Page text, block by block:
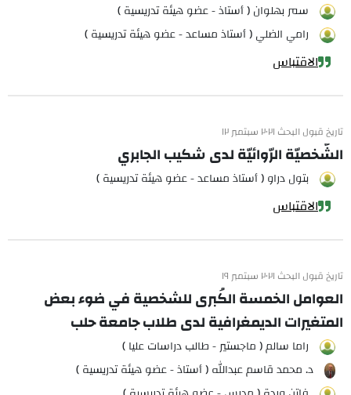
سمر بهلوان ( أستاذ - عضو هيئة تدريسية )
رامي الضلي ( أستاذ مساعد - عضو هيئة تدريسية )
الاقتباس
تاريخ قبول البحث ٢٠٢١ سبتمبر ١٢
الشّخصيّة الرّوائيّة لدى شكيب الجابري
بتول دراو ( أستاذ مساعد - عضو هيئة تدريسية )
الاقتباس
تاريخ قبول البحث ٢٠٢١ سبتمبر ١٩
العوامل الخمسة الكُبرى للشخصية في ضوء بعض
المتغيرات الديمغرافية لدى طلاب جامعة حلب
راما سالم ( ماجستير - طالب دراسات عليا )
د. محمد قاسم عبدالله ( أستاذ - عضو هيئة تدريسية )